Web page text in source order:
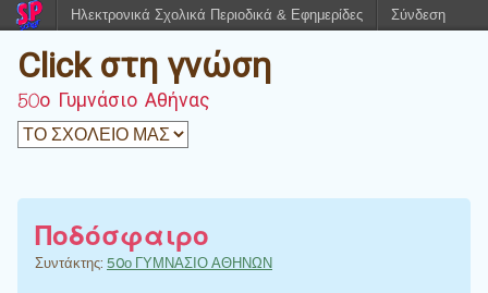
Click στη γνώση
50ο Γυμνάσιο Αθήνας
Ποδόσφαιρο
Συντάκτης: 50ο ΓΥΜΝΑΣΙΟ ΑΘΗΝΩΝ
Ηλεκτρονικά Σχολικά Περιοδικά & Εφημερίδες Σύνδεση